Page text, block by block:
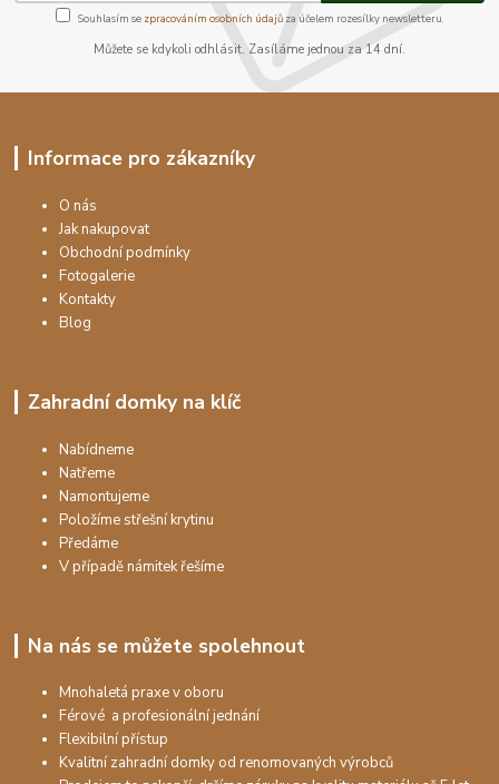
Souhlasím se zpracováním osobních údajůza účelem rozesílky newsletteru.
Můžete se kdykoli odhlásit. Zasíláme jednou za 14 dní.
Informace pro zákazníky
O nás
Jak nakupovat
Obchodní podmínky
Fotogalerie
Kontakty
Blog
Zahradní domky na klíč
Nabídneme
Natřeme
Namontujeme
Položíme střešní krytinu
Předáme
V případě námitek řešíme
Na nás se můžete spolehnout
Mnohaletá praxe v oboru
Férové a profesionální jednání
Flexibilní přístup
Kvalitní zahradní domky od renomovaných výrobců